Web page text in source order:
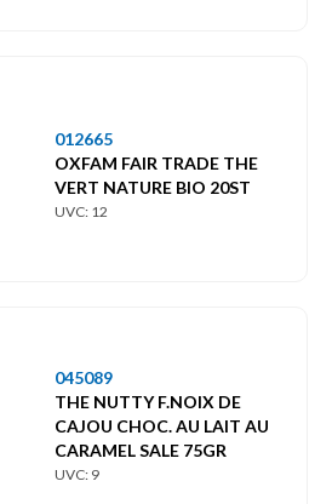
012665
OXFAM FAIR TRADE THE
VERT NATURE BIO 20ST
UVC: 12
045089
THE NUTTY F.NOIX DE
CAJOU CHOC. AU LAIT AU
CARAMEL SALE 75GR
UVC: 9